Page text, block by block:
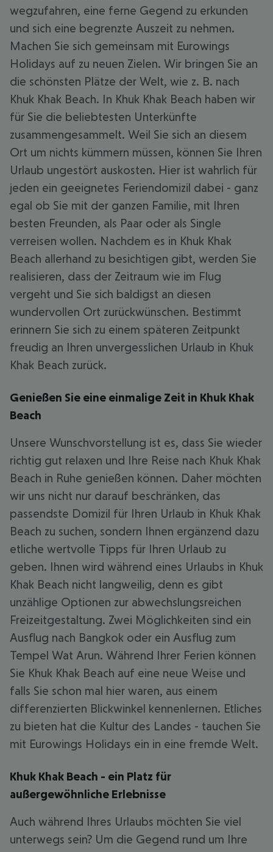
wegzufahren, eine ferne Gegend zu erkunden
und sich eine begrenzte Auszeit zu nehmen.
Machen Sie sich gemeinsam mit Eurowings
Holidays auf zu neuen Zielen. Wir bringen Sie an
die schönsten Plätze der Welt, wie z. B. nach
Khuk Khak Beach. In Khuk Khak Beach haben wir
für Sie die beliebtesten Unterkünfte
zusammengesammelt. Weil Sie sich an diesem
Ort um nichts kümmern müssen, können Sie Ihren
Urlaub ungestört auskosten. Hier ist wahrlich für
jeden ein geeignetes Feriendomizil dabei - ganz
egal ob Sie mit der ganzen Familie, mit Ihren
besten Freunden, als Paar oder als Single
verreisen wollen. Nachdem es in Khuk Khak
Beach allerhand zu besichtigen gibt, werden Sie
realisieren, dass der Zeitraum wie im Flug
vergeht und Sie sich baldigst an diesen
wundervollen Ort zurückwünschen. Bestimmt
erinnern Sie sich zu einem späteren Zeitpunkt
freudig an Ihren unvergesslichen Urlaub in Khuk
Khak Beach zurück.
Genießen Sie eine einmalige Zeit in Khuk Khak
Beach
Unsere Wunschvorstellung ist es, dass Sie wieder
richtig gut relaxen und Ihre Reise nach Khuk Khak
Beach in Ruhe genießen können. Daher möchten
wir uns nicht nur darauf beschränken, das
passendste Domizil für Ihren Urlaub in Khuk Khak
Beach zu suchen, sondern Ihnen ergänzend dazu
etliche wertvolle Tipps für Ihren Urlaub zu
geben. Ihnen wird während eines Urlaubs in Khuk
Khak Beach nicht langweilig, denn es gibt
unzählige Optionen zur abwechslungsreichen
Freizeitgestaltung. Zwei Möglichkeiten sind ein
Ausflug nach Bangkok oder ein Ausflug zum
Tempel Wat Arun. Während Ihrer Ferien können
Sie Khuk Khak Beach auf eine neue Weise und
falls Sie schon mal hier waren, aus einem
differenzierten Blickwinkel kennenlernen. Etliches
zu bieten hat die Kultur des Landes - tauchen Sie
mit Eurowings Holidays ein in eine fremde Welt.
Khuk Khak Beach - ein Platz für
außergewöhnliche Erlebnisse
Auch während Ihres Urlaubs möchten Sie viel
unterwegs sein? Um die Gegend rund um Ihre